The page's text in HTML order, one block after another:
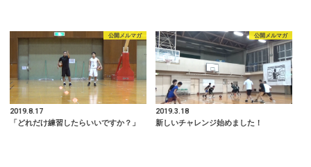
公開メルマガ
2019.8.17
「どれだけ練習したらいいですか？」
公開メルマガ
2019.3.18
新しいチャレンジ始めました！